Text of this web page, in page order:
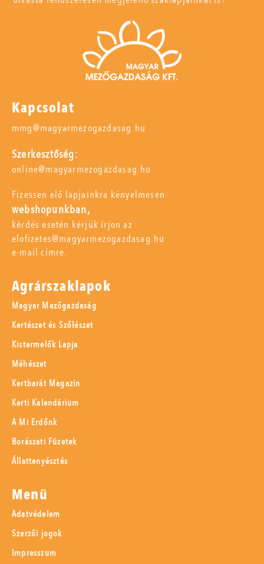
Kapcsolat
mmg@magyarmezogazdasag.hu
Szerkesztőség:
online@magyarmezogazdasag.hu
Fizessen elő lapjainkra kényelmesen
webshopunkban,
kérdés esetén kérjük írjon az
elofizetes@magyarmezogazdasag.hu
e-mail címre.
Agrárszaklapok
Magyar Mezőgazdaság
Kertészet és Szőlészet
Kistermelők Lapja
Méhészet
Kertbarát Magazin
Kerti Kalendárium
A Mi Erdőnk
Borászati Füzetek
Állattenyésztés
Menü
Adatvédelem
Szerzői jogok
Impresszum